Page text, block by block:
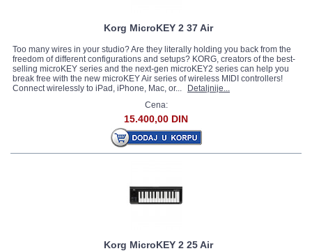
Korg MicroKEY 2 37 Air
Too many wires in your studio? Are they literally holding you back from the
freedom of different configurations and setups? KORG, creators of the best-
selling microKEY series and the next-gen microKEY2 series can help you
break free with the new microKEY Air series of wireless MIDI controllers!
Connect wirelessly to iPad, iPhone, Mac, or...
Detaljnije...
Cena:
15.400,00 DIN
Korg MicroKEY 2 25 Air